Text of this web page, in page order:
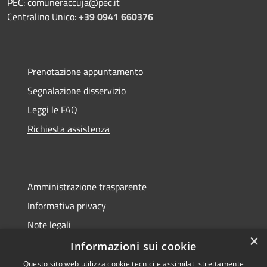
Centralino Unico:+39 0941 660376
Prenotazione appuntamento
Segnalazione disservizio
Leggi le FAQ
Richiesta assistenza
Amministrazione trasparente
Informativa privacy
Note legali
Dichiarazione di accessibilità
×
Informazioni sui cookie
Questo sito web utilizza cookie tecnici e assimilati strettamente